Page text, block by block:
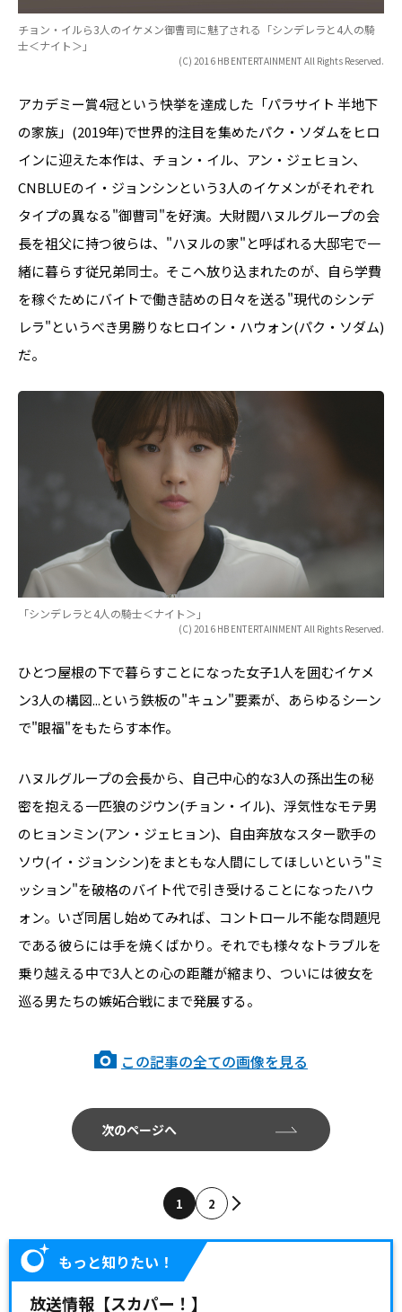
チョン・イルら3人のイケメン御曹司に魅了される「シンデレラと4人の騎
士＜ナイト＞」
(C) 2016 HB ENTERTAINMENT All Rights Reserved.
アカデミー賞4冠という快挙を達成した「パラサイト 半地下
の家族」(2019年)で世界的注目を集めたパク・ソダムをヒロ
インに迎えた本作は、チョン・イル、アン・ジェヒョン、
CNBLUEのイ・ジョンシンという3人のイケメンがそれぞれ
タイプの異なる"御曹司"を好演。大財閥ハヌルグループの会
長を祖父に持つ彼らは、"ハヌルの家"と呼ばれる大邸宅で一
緒に暮らす従兄弟同士。そこへ放り込まれたのが、自ら学費
を稼ぐためにバイトで働き詰めの日々を送る"現代のシンデ
レラ"というべき男勝りなヒロイン・ハウォン(パク・ソダム)
だ。
「シンデレラと4人の騎士＜ナイト＞」
(C) 2016 HB ENTERTAINMENT All Rights Reserved.
ひとつ屋根の下で暮らすことになった女子1人を囲むイケメ
ン3人の構図...という鉄板の"キュン"要素が、あらゆるシーン
で"眼福"をもたらす本作。
ハヌルグループの会長から、自己中心的な3人の孫――出生の秘
密を抱える一匹狼のジウン(チョン・イル)、浮気性なモテ男
のヒョンミン(アン・ジェヒョン)、自由奔放なスター歌手の
ソウ(イ・ジョンシン)――をまともな人間にしてほしいという"ミ
ッション"を破格のバイト代で引き受けることになったハウ
ォン。いざ同居し始めてみれば、コントロール不能な問題児
である彼らには手を焼くばかり。それでも様々なトラブルを
乗り越える中で3人との心の距離が縮まり、ついには彼女を
巡る男たちの嫉妬合戦にまで発展する。
この記事の全ての画像を見る
次のページへ
1 2
もっと知りたい！
放送情報【スカパー！】